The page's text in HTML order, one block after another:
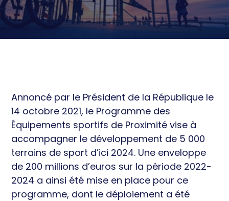
économique
Équipements et territoire
Sport de Haut niveau et
Équilibre territorial
Développement économique
Ressources
Actualités
Annoncé par le Président de la République le
14 octobre 2021, le Programme des
Équipements sportifs de Proximité vise à
accompagner le développement de 5 000
terrains de sport d’ici 2024. Une enveloppe
de 200 millions d’euros sur la période 2022-
2024 a ainsi été mise en place pour ce
programme, dont le déploiement a été